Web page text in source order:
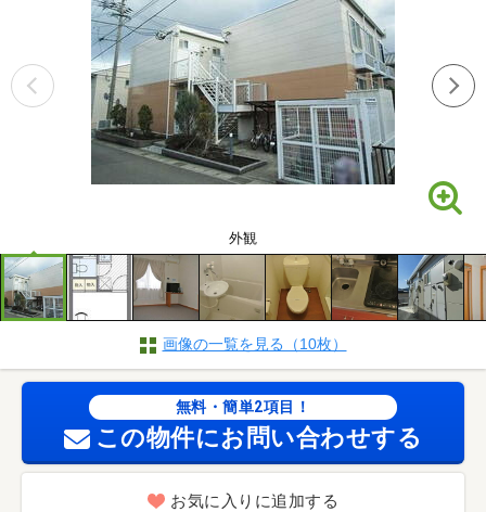
外観
画像の一覧を見る（10枚）
無料・簡単2項目！
この物件にお問い合わせする
お気に入りに追加する